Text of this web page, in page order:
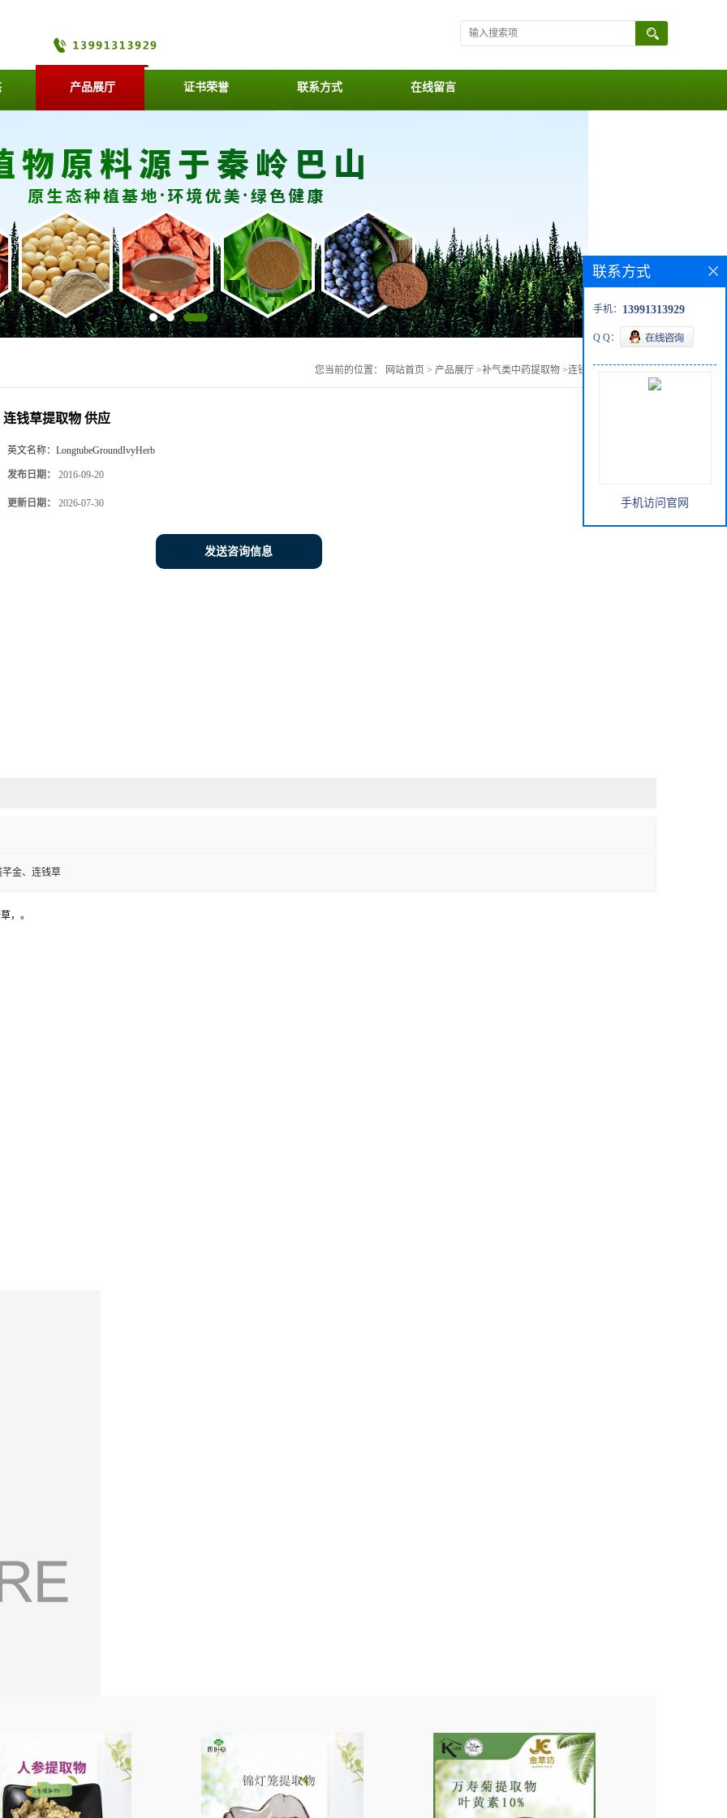
产品展厅 证书荣誉 联系方式 在线留言
您当前的位置： 网站首页 > 产品展厅 >补气类中药提取物 >连钱草提取物 供应
连钱草提取物 供应
英文名称： LongtubeGroundIvyHerb
发布日期： 2016-09-20
更新日期： 2026-07-30
发送咨询信息
金、连钱草
，。
联系方式
手机： 13991313929
Q Q：
手机访问官网